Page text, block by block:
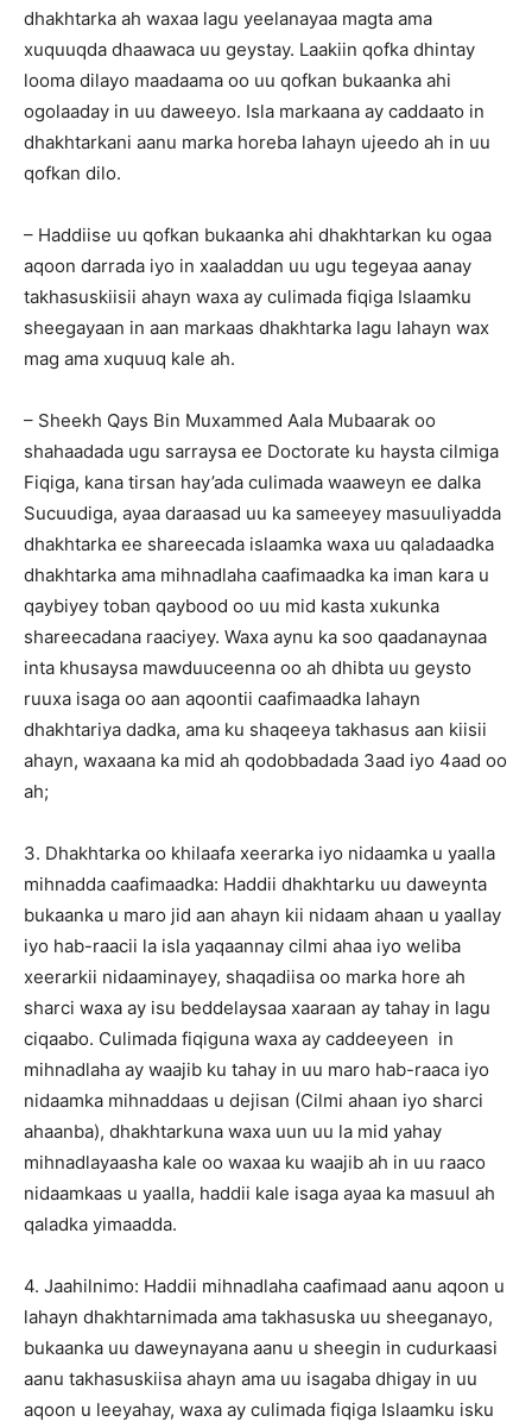
dhakhtarka ah waxaa lagu yeelanayaa magta ama
xuquuqda dhaawaca uu geystay. Laakiin qofka dhintay
looma dilayo maadaama oo uu qofkan bukaanka ahi
ogolaaday in uu daweeyo. Isla markaana ay caddaato in
dhakhtarkani aanu marka horeba lahayn ujeedo ah in uu
qofkan dilo.
– Haddiise uu qofkan bukaanka ahi dhakhtarkan ku ogaa
aqoon darrada iyo in xaaladdan uu ugu tegeyaa aanay
takhasuskiisii ahayn waxa ay culimada fiqiga Islaamku
sheegayaan in aan markaas dhakhtarka lagu lahayn wax
mag ama xuquuq kale ah.
– Sheekh Qays Bin Muxammed Aala Mubaarak oo
shahaadada ugu sarraysa ee Doctorate ku haysta cilmiga
Fiqiga, kana tirsan hay’ada culimada waaweyn ee dalka
Sucuudiga, ayaa daraasad uu ka sameeyey masuuliyadda
dhakhtarka ee shareecada islaamka waxa uu qaladaadka
dhakhtarka ama mihnadlaha caafimaadka ka iman kara u
qaybiyey toban qaybood oo uu mid kasta xukunka
shareecadana raaciyey. Waxa aynu ka soo qaadanaynaa
inta khusaysa mawduuceenna oo ah dhibta uu geysto
ruuxa isaga oo aan aqoontii caafimaadka lahayn
dhakhtariya dadka, ama ku shaqeeya takhasus aan kiisii
ahayn, waxaana ka mid ah qodobbadada 3aad iyo 4aad oo
ah;
3. Dhakhtarka oo khilaafa xeerarka iyo nidaamka u yaalla
mihnadda caafimaadka: Haddii dhakhtarku uu daweynta
bukaanka u maro jid aan ahayn kii nidaam ahaan u yaallay
iyo hab-raacii la isla yaqaannay cilmi ahaa iyo weliba
xeerarkii nidaaminayey, shaqadiisa oo marka hore ah
sharci waxa ay isu beddelaysaa xaaraan ay tahay in lagu
ciqaabo. Culimada fiqiguna waxa ay caddeeyeen in
mihnadlaha ay waajib ku tahay in uu maro hab-raaca iyo
nidaamka mihnaddaas u dejisan (Cilmi ahaan iyo sharci
ahaanba), dhakhtarkuna waxa uun uu la mid yahay
mihnadlayaasha kale oo waxaa ku waajib ah in uu raaco
nidaamkaas u yaalla, haddii kale isaga ayaa ka masuul ah
qaladka yimaadda.
4. Jaahilnimo: Haddii mihnadlaha caafimaad aanu aqoon u
lahayn dhakhtarnimada ama takhasuska uu sheeganayo,
bukaanka uu daweynayana aanu u sheegin in cudurkaasi
aanu takhasuskiisa ahayn ama uu isagaba dhigay in uu
aqoon u leeyahay, waxa ay culimada fiqiga Islaamku isku